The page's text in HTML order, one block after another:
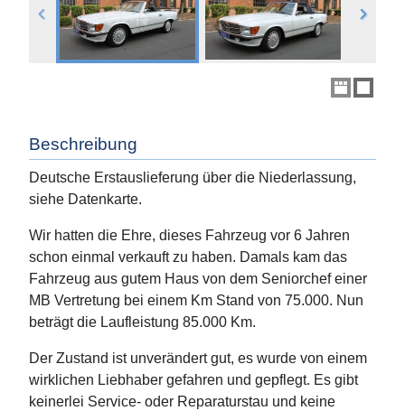
Beschreibung
Deutsche Erstauslieferung über die Niederlassung,
siehe Datenkarte.
Wir hatten die Ehre, dieses Fahrzeug vor 6 Jahren
schon einmal verkauft zu haben. Damals kam das
Fahrzeug aus gutem Haus von dem Seniorchef einer
MB Vertretung bei einem Km Stand von 75.000. Nun
beträgt die Laufleistung 85.000 Km.
Der Zustand ist unverändert gut, es wurde von einem
wirklichen Liebhaber gefahren und gepflegt. Es gibt
keinerlei Service- oder Reparaturstau und keine